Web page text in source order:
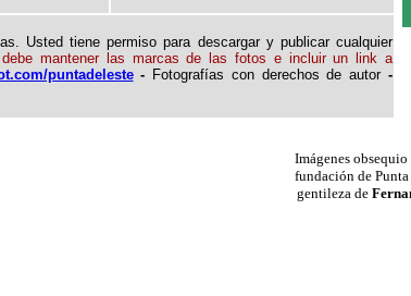
Usted tiene permiso para descargar y publicar cualquier
debe mantener las marcas de las fotos e incluir un link a
puntadeleste- Fotografías con derechos de autor -
Imágenes
fundación de
gentileza de